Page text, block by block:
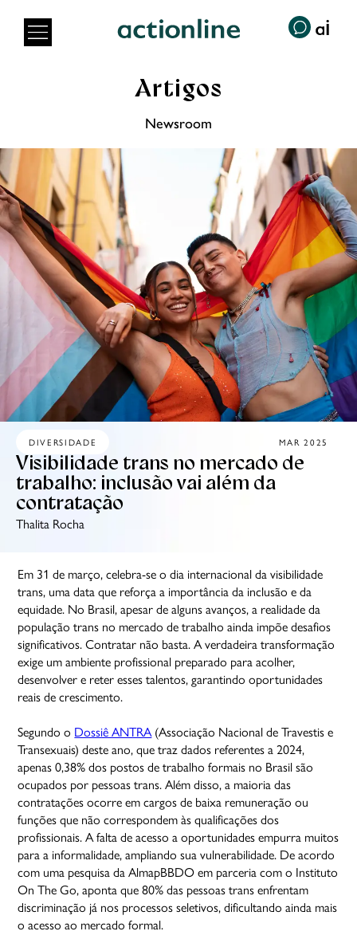
Artigos
Newsroom
DIVERSIDADE MAR 2025
Visibilidade trans no mercado de
trabalho: inclusão vai além da
contratação
Thalita Rocha
Em 31 de março, celebra-se o dia internacional da visibilidade
trans, uma data que reforça a importância da inclusão e da
equidade. No Brasil, apesar de alguns avanços, a realidade da
população trans no mercado de trabalho ainda impõe desafios
significativos. Contratar não basta. A verdadeira transformação
exige um ambiente profissional preparado para acolher,
desenvolver e reter esses talentos, garantindo oportunidades
reais de crescimento.
Segundo o Dossiê ANTRA(Associação Nacional de Travestis e
Transexuais) deste ano, que traz dados referentes a 2024,
apenas 0,38% dos postos de trabalho formais no Brasil são
ocupados por pessoas trans. Além disso, a maioria das
contratações ocorre em cargos de baixa remuneração ou
funções que não correspondem às qualificações dos
profissionais. A falta de acesso a oportunidades empurra muitos
para a informalidade, ampliando sua vulnerabilidade. De acordo
com uma pesquisa da AlmapBBDO em parceria com o Instituto
On The Go, aponta que 80% das pessoas trans enfrentam
discriminação já nos processos seletivos, dificultando ainda mais
o acesso ao mercado formal.